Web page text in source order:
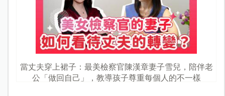
當丈夫穿上裙子：最美檢察官陳漢章妻子雪兒，陪伴老
公「做回自己」，教導孩子尊重每個人的不一樣